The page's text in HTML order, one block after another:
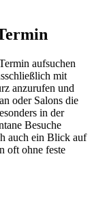
aufsuchen
mit
anzurufen und
oder Salons die
in der
Besuche
auch ein Blick auf
oft ohne feste